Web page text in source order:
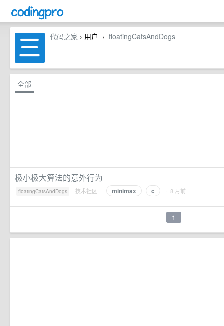
代码之家 › 用户 › floatingCatsAndDogs
全部
极小极大算法的意外行为
floatingCatsAndDogs · 技术社区 · minimax c · 8 月前
1